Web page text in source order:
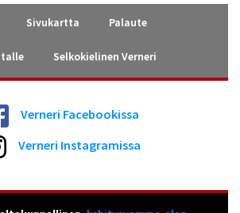
Sivukartta Palaute
Selkokielinen Verneri
Verneri Facebookissa
Verneri Instagramissa